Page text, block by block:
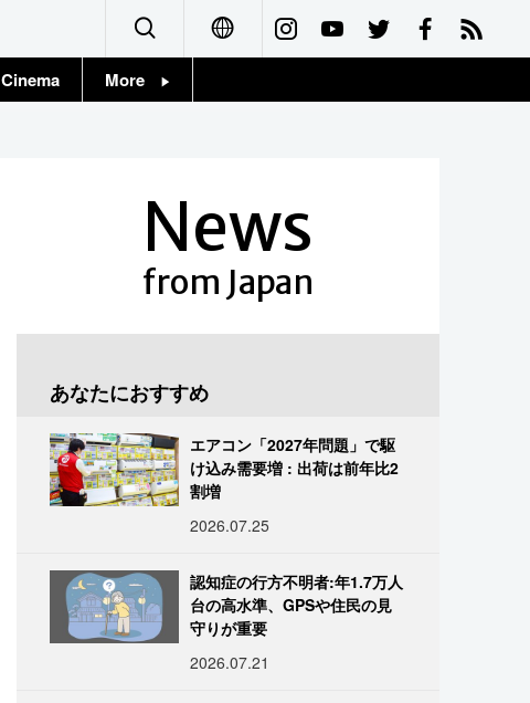
Français
Cinema More
News
from Japan
あなたにおすすめ
エアコン「2027年問題」で駆
け込み需要増 : 出荷は前年比2
割増
2026.07.25
認知症の行方不明者:年1.7万人
台の高水準、GPSや住民の見
守りが重要
2026.07.21